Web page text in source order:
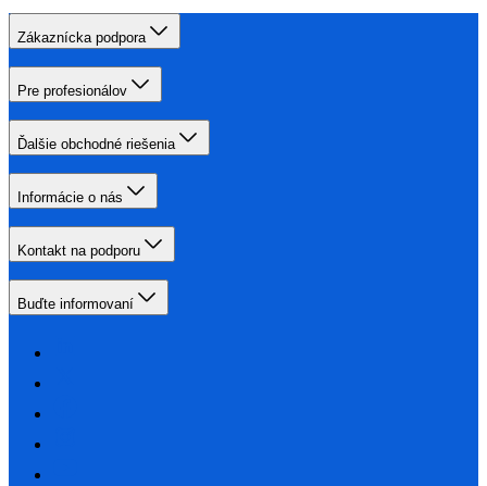
Zákaznícka podpora
Pre profesionálov
Ďalšie obchodné riešenia
Informácie o nás
Kontakt na podporu
Buďte informovaní